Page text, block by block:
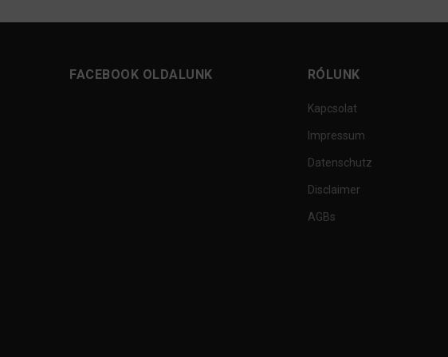
FACEBOOK OLDALUNK RÓLUNK
Kapcsolat
Impressum
Datenschutz
Disclaimer
AGBs